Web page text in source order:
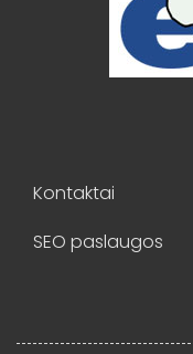
Kontaktai
SEO paslaugos